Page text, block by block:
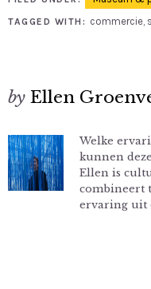
TAGGED WITH: commercie,
by Ellen
Welke
kunnen
Ellen is
combineert
ervaring uit